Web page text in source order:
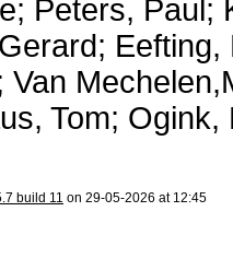
Peters,
Van
Tom;
build 11 on 29-05-2026 at 12:45